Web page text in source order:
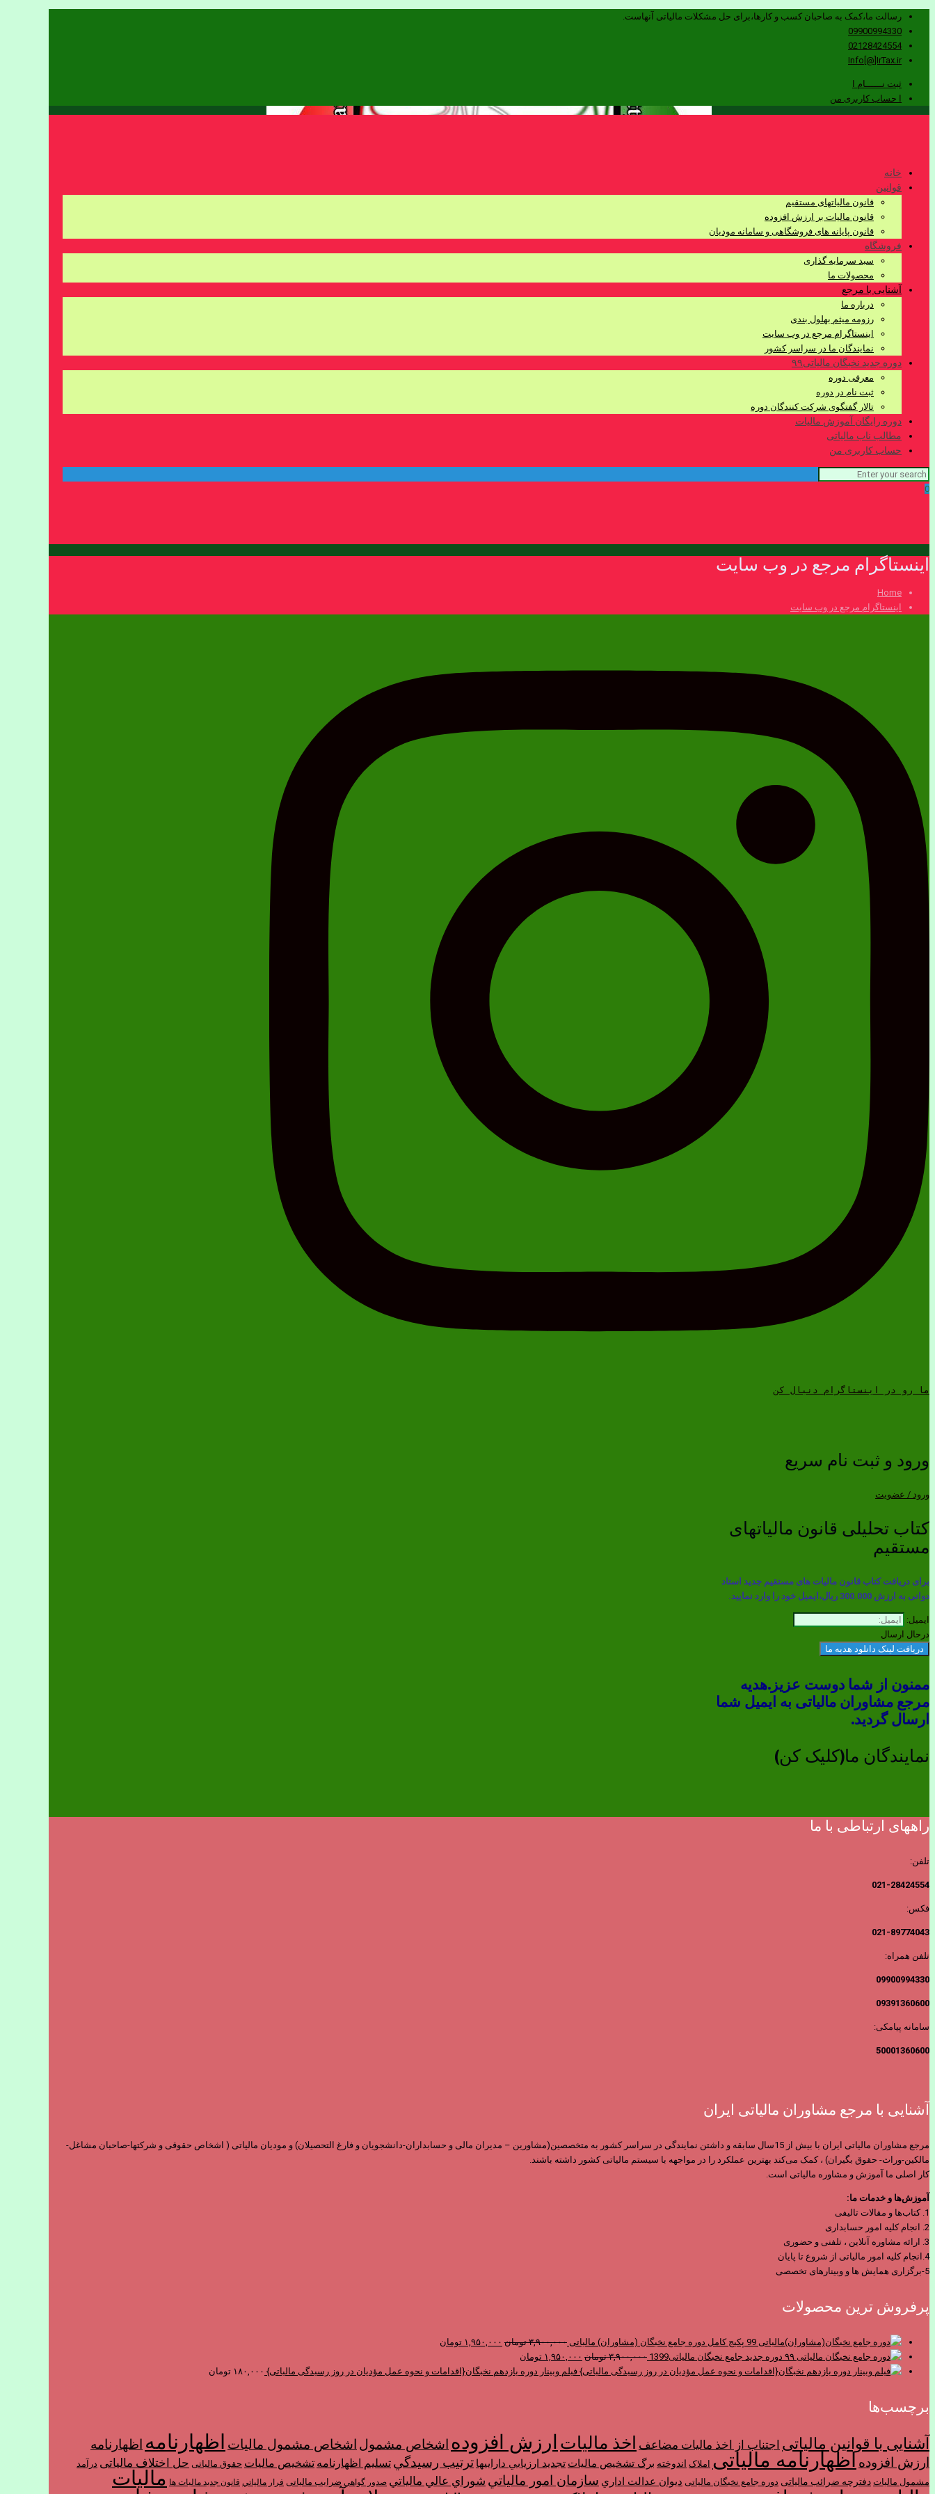
رسالت ما،کمک به صاحبان کسب و کارها،برای حل مشکلات مالیاتی آنهاست.
09900994330
02128424554
Info[@]IrTax.ir
ثبت نــــــام ا
ا حساب کاربری من
خانه
قوانین
قانون مالیاتهای مستقیم
قانون مالیات بر ارزش افزوده
قانون پایانه های فروشگاهی و سامانه مودیان
فروشگاه
سبد سرمایه گذاری
محصولات ما
آشنایی با مرجع
درباره ما
رزومه میثم بهلول بندی
اینستاگرام مرجع در وب سایت
نمایندگان ما در سراسر کشور
دوره جدید نخبگان مالیاتی۹۹
معرفی دوره
ثبت نام در دوره
تالار گفتگوی شرکت کنندگان دوره
دوره رایگان آموزش مالیات
مطالب ناب مالیاتی
حساب کاربری من
0
اینستاگرام مرجع در وب سایت
Home
اینستاگرام مرجع در وب سایت
ما رو در اینستاگرام دنبال کن
ورود و ثبت نام سریع
ورود / عضویت
کتاب تحلیلی قانون مالیاتهای
مستقیم
برای دریافت کتاب قانون مالیات های مستقیم جدید استاد
دوانی به ارزش 300.000 ريال،ایمیل خود را وارد نمایید.
ایمیل:
درحال ارسال
دریافت لینک دانلود هدیه ما
ممنون از شما دوست عزیز.هدیه
مرجع مشاوران مالیاتی به ایمیل شما
ارسال گردید.
نمایندگان ما(کلیک کن)
راههای ارتباطی با ما
تلفن:
021-28424554
فکس:
021-89774043
تلفن همراه:
09900994330
09391360600
سامانه پیامکی:
50001360600
آشنایی با مرجع مشاوران مالیاتی ایران
مرجع مشاوران مالیاتی ایران با بیش از 15سال سابقه و داشتن نمایندگی در سراسر کشور به متخصصین(مشاورین – مدیران مالی و حسابداران-دانشجویان و فارغ التحصیلان) و مودیان مالیاتی ( اشخاص حقوقی و شرکتها-صاحبان مشاغل-
مالکین-وراث- حقوق بگیران) ، کمک می‌کند بهترین عملکرد را در مواجهه با سیستم مالیاتی کشور داشته باشند.
کار اصلی ما آموزش و مشاوره مالیاتی است.
آموزش‌ها و خدمات ما:
1. کتاب‌ها و مقالات تالیفی
2. انجام کلیه امور حسابداری
3. ارائه مشاوره آنلاین ، تلفنی و حضوری
4.انجام کلیه امور مالیاتی از شروع تا پایان
5-برگزاری همایش ها و وبینارهای تخصصی
پرفروش ترین محصولات
پکیج کامل دوره جامع نخبگان (مشاوران) مالیاتی ۳,۹۰۰,۰۰۰ تومان قیمت
۳,۹۰۰,۰۰۰ تومان
۱,۹۵۰,۰۰۰ تومان
۱,۹۵۰,۰۰۰ تومان
دوره جدید جامع نخبگان مالیاتی1399 ۳,۹۰۰,۰۰۰ تومان قیمت
اصلی
۱,۹۵۰,۰۰۰ تومان
فعلی
فیلم وبینار دوره یازدهم نخبگان{اقدامات و نحوه عمل مؤدیان در روز رسیدگی مالیاتی} ۱۸۰,۰۰۰ تومان
برچسب‌ها
آشنایی با قوانین مالیاتی اجتناب از اخذ ماليات مضاعف اخذ مالیات ارزش افزوده اشخاص مشمول اشخاص مشمول ماليات اظهارنامه اظهارنامه
ارزش افزودهاظهارنامه مالیاتی املاک اندوخته برگ تشخیص مالیات تجديد ارزيابي دارايي­ها ترتیب رسيدگي تسليم اظهارنامه تشخیص مالیات حقوق مالیاتی حل اختلاف مالیاتی درآمد
مشمول ماليات دفترچه ضرائب مالیاتی دوره جامع نخبگان مالیاتی ديوان عدالت اداري سازمان امور مالياتي شوراي عالي مالياتي صدور گواهي ضرایب مالیاتی فرار مالياتي قانون جدید مالیات ها مالیات